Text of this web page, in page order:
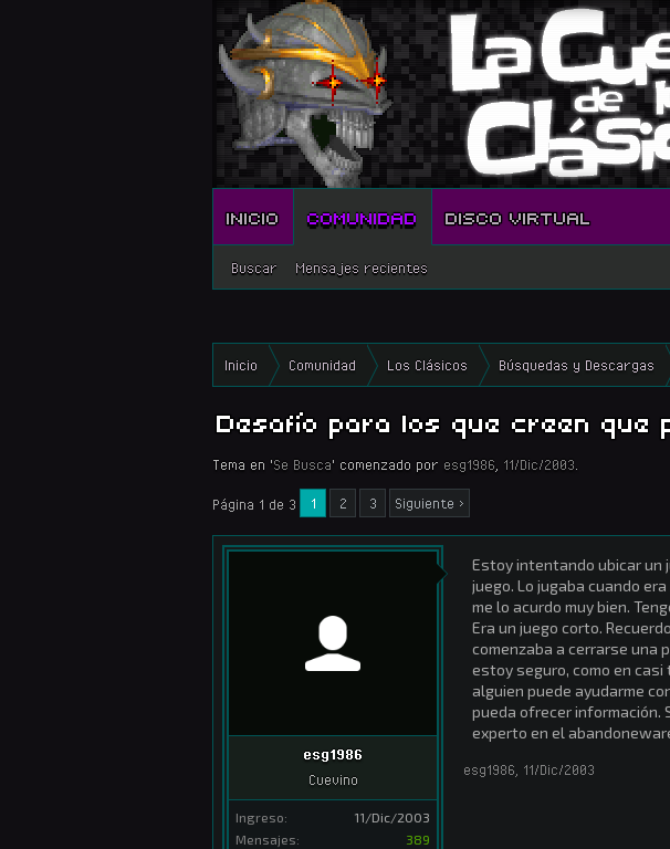
INICIO COMUNIDAD
Buscar Mensajes recientes
DISCO VIRTUAL
Inicio Comunidad Los Clásicos Búsquedas y Descargas
Desafío para los que creen que
Tema en 'Se Busca' comenzado por esg1986 11/Dic/2003
Página 1 de 3 1 2 3 Siguiente >
esg1986
Cuevino
Ingreso:
11/Dic/2003
Mensajes:
389
Estoy intentando ubicar un
juego. Lo jugaba cuando
me lo acurdo muy bien.
Era un juego corto.
comenzaba a cerrarse una
estoy seguro, como en casi
alguien puede ayudarme
pueda ofrecer información.
experto en el
esg1986 11/Dic/2003